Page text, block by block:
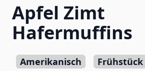
Apfel Zimt
Hafermuffins
Amerikanisch Frühstück